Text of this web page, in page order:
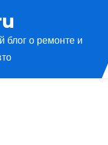
блог о ремонте и